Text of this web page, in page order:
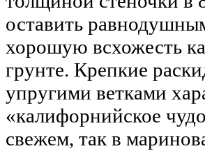
оставить
хорошую всхожесть
грунте. Крепкие
упругими ветками
«калифорнийское
свежем, так в